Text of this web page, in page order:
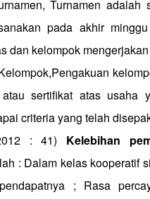
Turnamen
pada akhir
dan kelompok
sertifikat atas usaha
criteria yang telah
: 41) Kelebihan
: Dalam kelas kooperatif
pendapatnya ; Rasa